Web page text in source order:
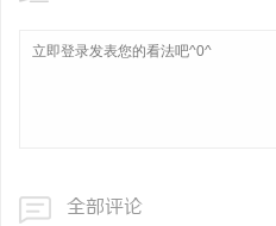
全部评论